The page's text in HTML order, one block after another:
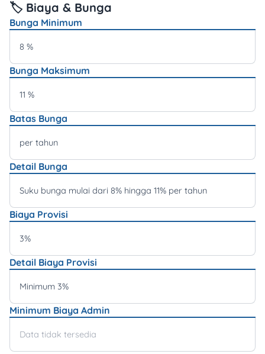
🏷️ Biaya & Bunga
Bunga Minimum
8 %
Bunga Maksimum
11 %
Batas Bunga
per tahun
Detail Bunga
Suku bunga mulai dari 8% hingga 11% per tahun
Biaya Provisi
3%
Detail Biaya Provisi
Minimum 3%
Minimum Biaya Admin
Data tidak tersedia